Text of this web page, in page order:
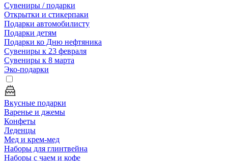
Сувениры / подарки
Открытки и стикерпаки
Подарки автомобилисту
Подарки детям
Подарки ко Дню нефтяника
Сувениры к 23 февраля
Сувениры к 8 марта
Эко-подарки
Вкусные подарки
Варенье и джемы
Конфеты
Леденцы
Мед и крем-мед
Наборы для глинтвейна
Наборы с чаем и кофе